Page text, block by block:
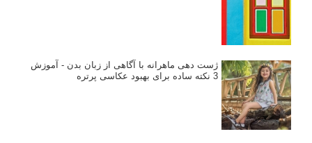
ژست دهی ماهرانه با آگاهی از زبان بدن - آموزش
3 نکته ساده برای بهبود عکاسی پرتره